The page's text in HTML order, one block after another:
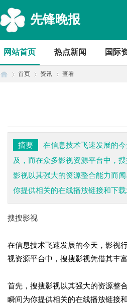
先锋晚报
网站首页 热点新闻 国际
首页 资讯 查看
摘要
在信息技术飞速发展的
及，而在众多影视资源平台中，
影视以其强大的资源整合能力而
你提供相关的在线播放链接和下
搜搜影视
在信息技术飞速发展的今天，影视
视资源平台中，搜搜影视凭借其丰
首先，搜搜影视以其强大的资源整
瞬间为你提供相关的在线播放链接